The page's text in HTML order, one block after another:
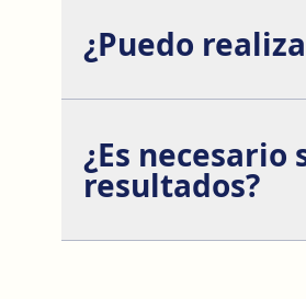
¿Puedo
¿Es
resultados?